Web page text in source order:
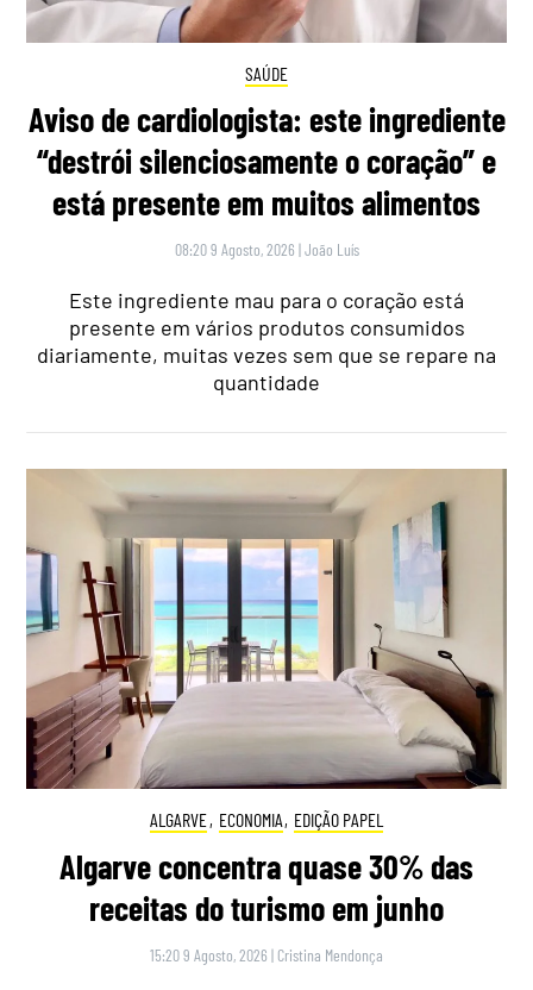
SAÚDE
Aviso de cardiologista: este ingrediente
“destrói silenciosamente o coração” e
está presente em muitos alimentos
08:20 9 Agosto, 2026 |João Luís
Este ingrediente mau para o coração está
presente em vários produtos consumidos
diariamente, muitas vezes sem que se repare na
quantidade
ALGARVE, ECONOMIA, EDIÇÃO PAPEL
Algarve concentra quase 30% das
receitas do turismo em junho
15:20 9 Agosto, 2026 | Cristina Mendonça